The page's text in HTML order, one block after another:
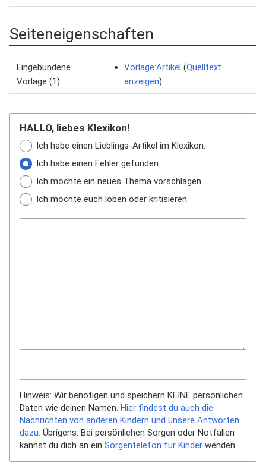
Seiteneigenschaften
Eingebundene
Vorlage (1)
Vorlage:Artikel (Quelltext
anzeigen)
HALLO, liebes Klexikon!
Ich habe einen Lieblings-Artikel im Klexikon.
Ich habe einen Fehler gefunden.
Ich möchte ein neues Thema vorschlagen.
Ich möchte euch loben oder kritisieren.
Hinweis: Wir benötigen und speichern KEINE persönlichen
Daten wie deinen Namen. Hier findest du auch die
Nachrichten von anderen Kindern und unsere Antworten
dazu. Übrigens: Bei persönlichen Sorgen oder Notfällen
kannst du dich an ein Sorgentelefon für Kinder wenden.